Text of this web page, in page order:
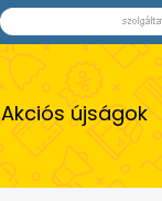
Akciós újságok